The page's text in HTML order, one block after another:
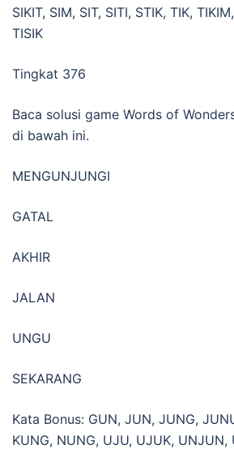
SIKIT, SIM, SIT, SITI, STIK, TIK,
TISIK
Tingkat 376
Baca solusi game Words of
di bawah ini.
MENGUNJUNGI
GATAL
AKHIR
JALAN
UNGU
SEKARANG
Kata Bonus: GUN, JUN, JUNG,
KUNG, NUNG, UJU, UJUK, UNJUN,